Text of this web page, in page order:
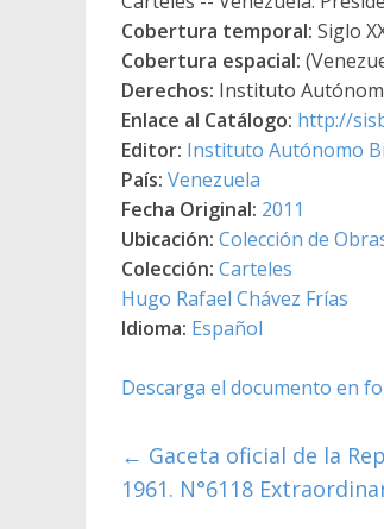
Cobertura temporal: Siglo
Cobertura espacial:
Derechos: Instituto
Enlace al Catálogo: http://
Editor: Instituto Autónomo
País: Venezuela
Fecha Original: 2011
Ubicación: Colección de
Colección: Carteles
Hugo Rafael Chávez Frías
Idioma: Español
Descarga el documento en
← Gaceta oficial de la
1961. N°6118